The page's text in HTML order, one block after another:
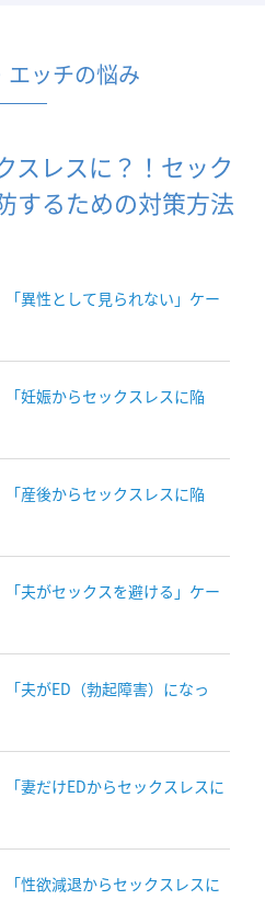
エッチの悩み
スレスに？！セック
するための対策方法
異性として見られない」ケー
妊娠からセックスレスに陥
産後からセックスレスに陥
夫がセックスを避ける」ケー
夫がED（勃起障害）になっ
妻だけEDからセックスレスに
性欲減退からセックスレスに